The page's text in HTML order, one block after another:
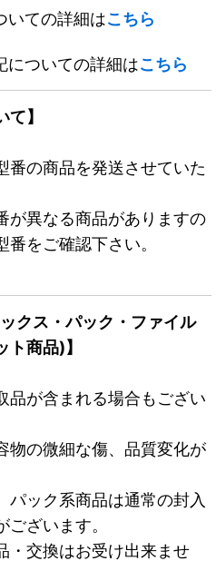
いての詳細はこちら
ついての詳細はこちら
】
番の商品を発送させていた
が異なる商品がありますの
をご確認下さい。
クス・パック・ファイル
商品)】
品が含まれる場合もござい
物の微細な傷、品質変化が
パック系商品は通常の封入
ざいます。
・交換はお受け出来ませ